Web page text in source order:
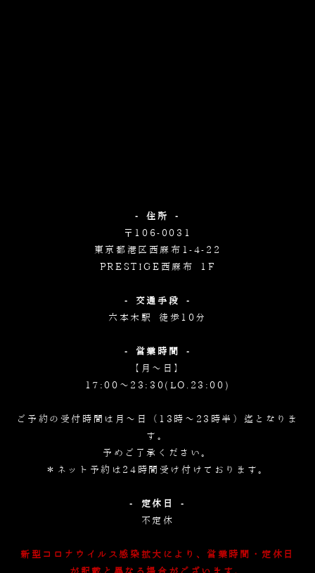
- 住所 -
〒106-0031
東京都港区西麻布1-4-22
PRESTIGE西麻布 1F
- 交通手段 -
六本木駅 徒歩10分
- 営業時間 -
【月～日】
17:00～23:30(LO.23:00)
ご予約の受付時間は月～日（13時～23時半）迄となりま
す。
予めご了承ください。
＊ネット予約は24時間受け付けております。
- 定休日 -
不定休
新型コロナウイルス感染拡大により、営業時間・定休日